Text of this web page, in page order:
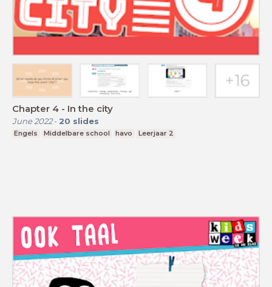
Chapter 4 - In the city
June 2022- 20 slides
Engels Middelbare school havo Leerjaar 2